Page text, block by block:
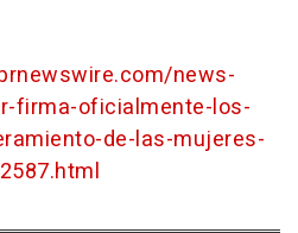
news-
firma-oficialmente-los-
de-las-mujeres-